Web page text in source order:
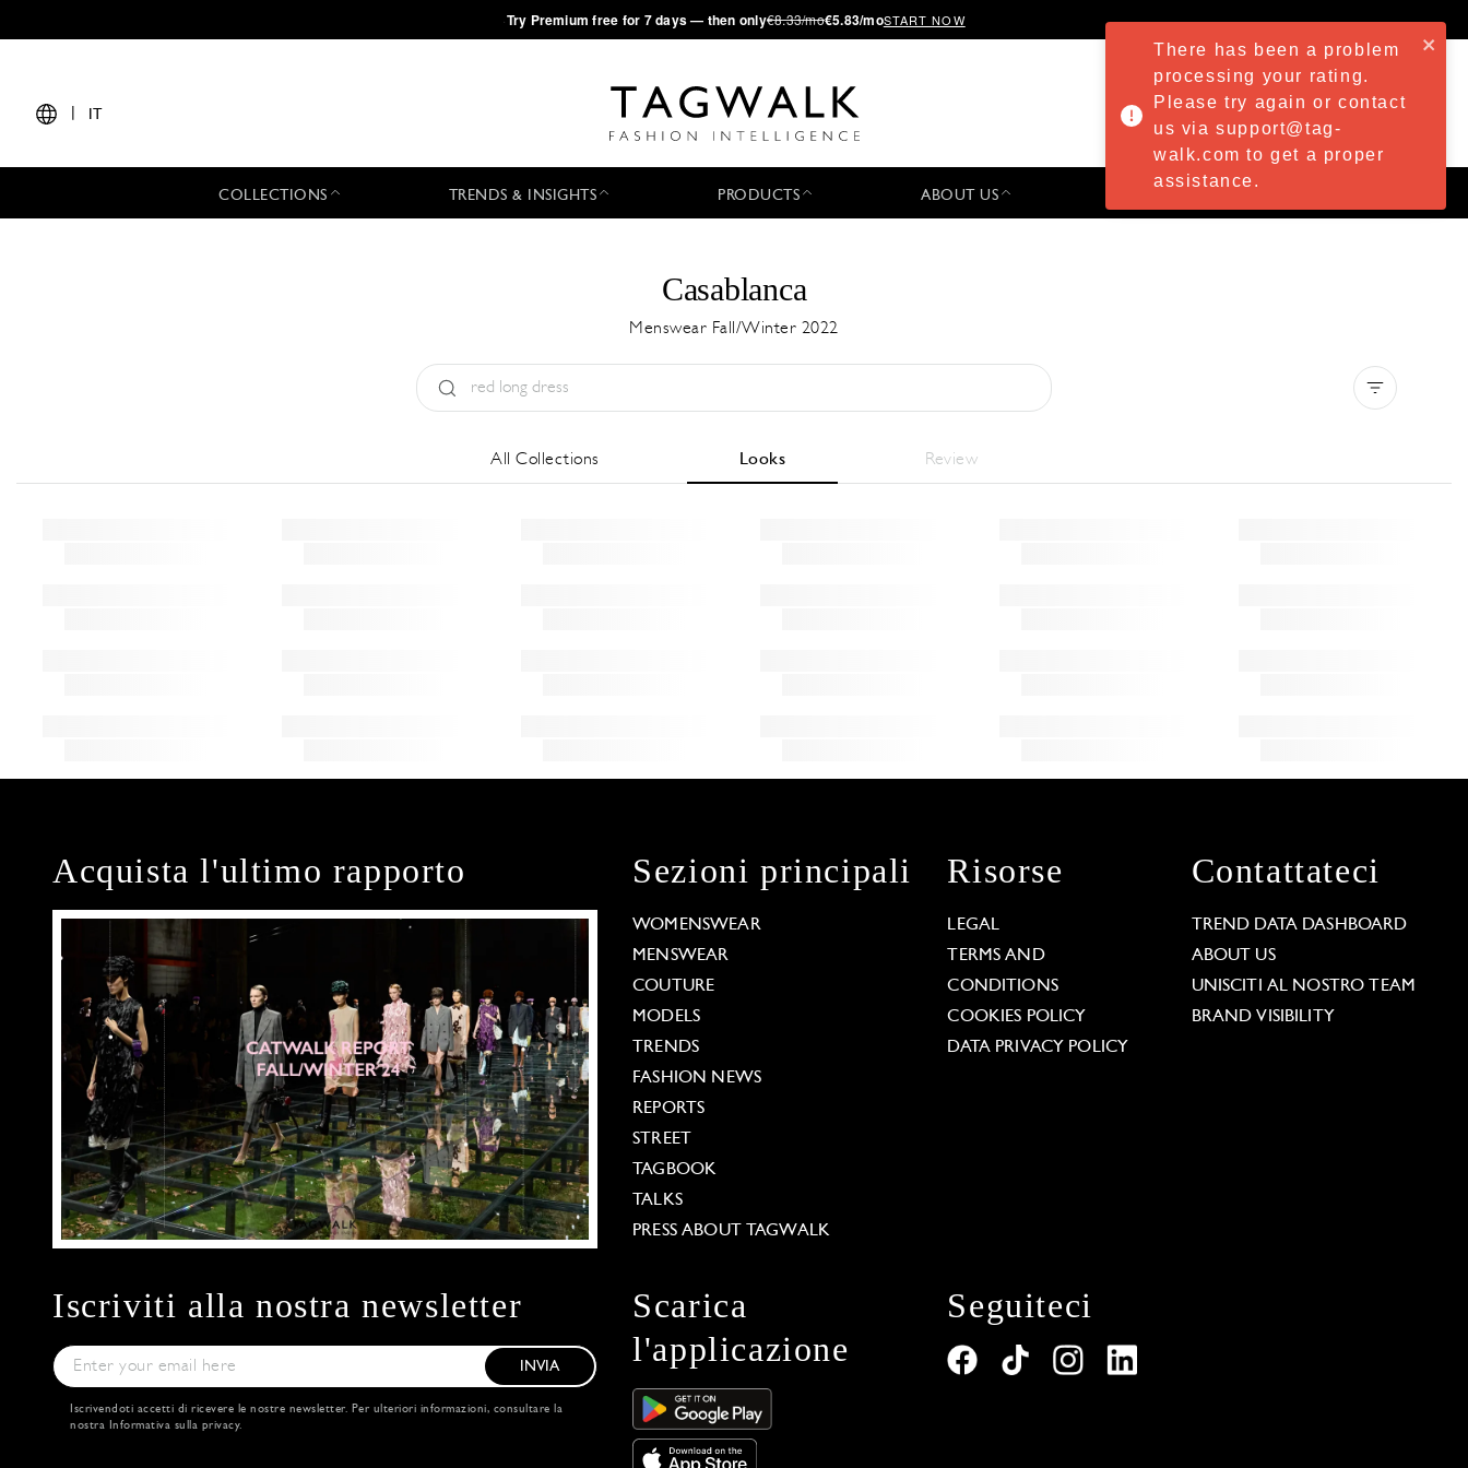
·Try Premium free for 7 days — then only€8.33/mo€5.83/moSTART NOW
IT
COLLECTIONS TRENDS & INSIGHTS PRODUCTS ABOUT US
Casablanca
Menswear Fall/Winter 2022
All Collections Looks Review
Acquista l'ultimo rapporto Sezioni principali
WOMENSWEAR
MENSWEAR
COUTURE
MODELS
TRENDS
FASHION NEWS
REPORTS
STREET
TAGBOOK
TALKS
PRESS ABOUT TAGWALK
Risorse
LEGAL
TERMS AND
CONDITIONS
COOKIES POLICY
DATA PRIVACY POLICY
Contattateci
TREND DATA DASHBOARD
ABOUT US
UNISCITI AL NOSTRO TEAM
BRAND VISIBILITY
Iscriviti alla nostra newsletter
INVIA
Iscrivendoti accetti di ricevere le nostre newsletter. Per ulteriori informazioni, consultare la
nostra Informativa sulla privacy.
Scarica
l'applicazione
Seguiteci
There has been a problem
processing your rating.
Please try again or contact
us via support@tag-
walk.com to get a proper
assistance.